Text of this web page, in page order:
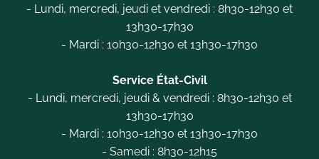
- Lundi, mercredi, jeudi et vendredi : 8h30-12h30 et
13h30-17h30
- Mardi : 10h30-12h30 et 13h30-17h30
Service État-Civil
- Lundi, mercredi, jeudi & vendredi : 8h30-12h30 et
13h30-17h30
- Mardi : 10h30-12h30 et 13h30-17h30
- Samedi : 8h30-12h15